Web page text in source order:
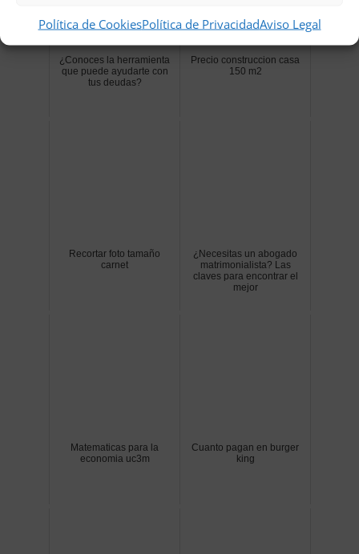
Política de CookiesPolítica de PrivacidadAviso Legal
¿Conoces la herramienta
que puede ayudarte con
tus deudas?
Precio construccion casa
150 m2
Recortar foto tamaño
carnet
¿Necesitas un abogado
matrimonialista? Las
claves para encontrar el
mejor
Matematicas para la
economia uc3m
Cuanto pagan en burger
king